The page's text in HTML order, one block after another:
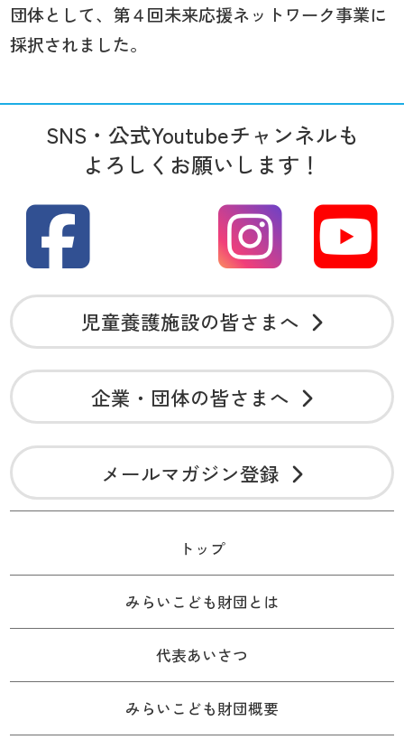
団体として、第４回未来応援ネットワーク事業に
採択されました。
SNS・公式Youtubeチャンネルも
よろしくお願いします！
児童養護施設の皆さまへ
企業・団体の皆さまへ
メールマガジン登録
トップ
みらいこども財団とは
代表あいさつ
みらいこども財団概要